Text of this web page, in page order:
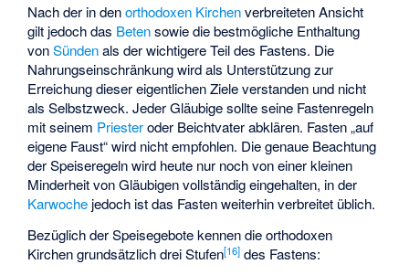
Nach der in denorthodoxen Kirchenverbreiteten Ansicht
gilt jedoch das Betensowie die bestmögliche Enthaltung
vonSündenals der wichtigere Teil des Fastens. Die
Nahrungseinschränkung wird als Unterstützung zur
Erreichung dieser eigentlichen Ziele verstanden und nicht
als Selbstzweck. Jeder Gläubige sollte seine Fastenregeln
mit seinem Priesteroder Beichtvater abklären. Fasten „auf
eigene Faust“ wird nicht empfohlen. Die genaue Beachtung
der Speiseregeln wird heute nur noch von einer kleinen
Minderheit von Gläubigen vollständig eingehalten, in der
Karwoche jedoch ist das Fasten weiterhin verbreitet üblich.
Bezüglich der Speisegebote kennen die orthodoxen
Kirchen grundsätzlich drei Stufen[16] des Fastens: